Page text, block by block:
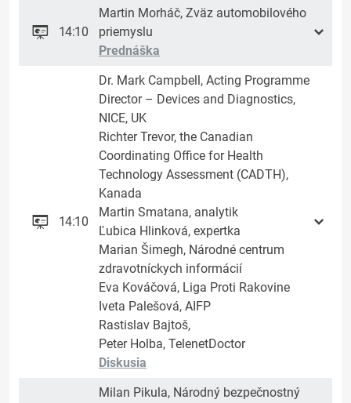
14:10
Martin Morháč, Zväz automobilového
priemyslu
Prednáška
14:10
Dr. Mark Campbell, Acting Programme
Director – Devices and Diagnostics,
NICE, UK
Richter Trevor, the Canadian
Coordinating Office for Health
Technology Assessment (CADTH),
Kanada
Martin Smatana, analytik
Ľubica Hlinková, expertka
Marian Šimegh, Národné centrum
zdravotníckych informácií
Eva Kováčová, Liga Proti Rakovine
Iveta Palešová, AIFP
Rastislav Bajtoš,
Peter Holba, TelenetDoctor
Diskusia
Milan Pikula, Národný bezpečnostný